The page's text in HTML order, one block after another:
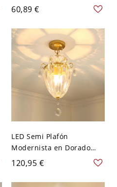
Techo Infantil de Fútbol
para Cuarto - Negro 110 A
120 V
60,89 €
LED Semi Plafón
Modernista en Dorado
Lámpara de Techo de
Fresa de Cristal Claro
para Dormitoroo - Dorado
120,95 €